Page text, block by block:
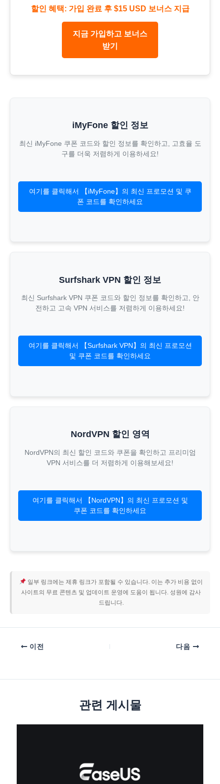
할인 혜택: 가입 완료 후 $15 USD 보너스 지급
지금 가입하고 보너스
받기
iMyFone 할인 정보
최신 iMyFone 쿠폰 코드와 할인 정보를 확인하고, 고효율 도
구를 더욱 저렴하게 이용하세요!
여기를 클릭해서 【iMyFone】의 최신 프로모션 및 쿠
폰 코드를 확인하세요
Surfshark VPN 할인 정보
최신 Surfshark VPN 쿠폰 코드와 할인 정보를 확인하고, 안
전하고 고속 VPN 서비스를 저렴하게 이용하세요!
여기를 클릭해서 【Surfshark VPN】의 최신 프로모션
및 쿠폰 코드를 확인하세요
NordVPN 할인 영역
NordVPN의 최신 할인 코드와 쿠폰을 확인하고 프리미엄
VPN 서비스를 더 저렴하게 이용해보세요!
여기를 클릭해서 【NordVPN】의 최신 프로모션 및
쿠폰 코드를 확인하세요
일부 링크에는 제휴 링크가 포함될 수 있습니다. 이는 추가 비용 없이
사이트의 무료 콘텐츠 및 업데이트 운영에 도움이 됩니다. 성원에 감사
드립니다.
이전 다음
관련 게시물